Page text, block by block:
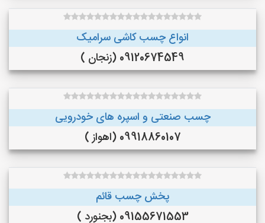
انواع چسب کاشی سرامیک
09120674549 (زنجان )
چسب صنعتی و اسپره های خودرویی
09918860107 (اهواز )
پخش چسب قائم
09155671553 (بجنورد )